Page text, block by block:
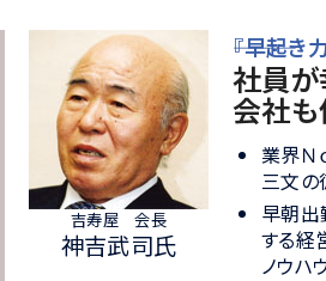
吉寿屋 会長
神吉武司氏
―――『早起き力
社員が
会社
業界Ｎ
三文の
早朝出
する経
ノウハ